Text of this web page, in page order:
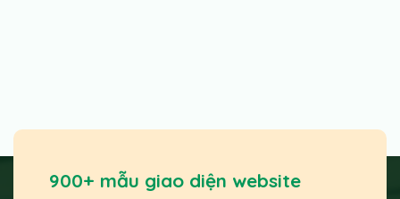
900+ mẫu giao diện website